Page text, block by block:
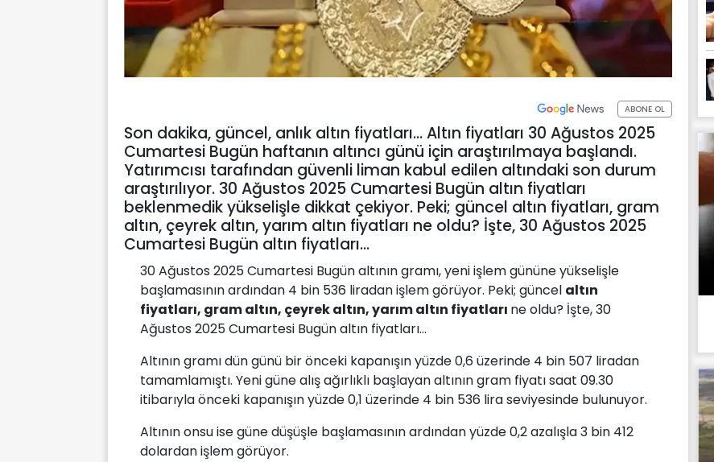
ABONE OL
Son dakika, güncel, anlık altın fiyatları... Altın fiyatları 30 Ağustos 2025
Cumartesi Bugün haftanın altıncı günü için araştırılmaya başlandı.
Yatırımcısı tarafından güvenli liman kabul edilen altındaki son durum
araştırılıyor. 30 Ağustos 2025 Cumartesi Bugün altın fiyatları
beklenmedik yükselişle dikkat çekiyor. Peki; güncel altın fiyatları, gram
altın, çeyrek altın, yarım altın fiyatları ne oldu? İşte, 30 Ağustos 2025
Cumartesi Bugün altın fiyatları...
30 Ağustos 2025 Cumartesi Bugün altının gramı, yeni işlem gününe yükselişle
başlamasının ardından 4 bin 536 liradan işlem görüyor. Peki; güncel altın
fiyatları, gram altın, çeyrek altın, yarım altın fiyatları ne oldu? İşte, 30
Ağustos 2025 Cumartesi Bugün altın fiyatları...
Altının gramı dün günü bir önceki kapanışın yüzde 0,6 üzerinde 4 bin 507 liradan
tamamlamıştı. Yeni güne alış ağırlıklı başlayan altının gram fiyatı saat 09.30
itibarıyla önceki kapanışın yüzde 0,1 üzerinde 4 bin 536 lira seviyesinde bulunuyor.
Altının onsu ise güne düşüşle başlamasının ardından yüzde 0,2 azalışla 3 bin 412
dolardan işlem görüyor.